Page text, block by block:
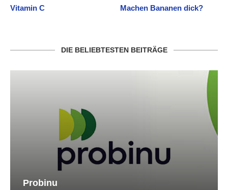
Vitamin C Machen Bananen dick?
DIE BELIEBTESTEN BEITRÄGE
Probinu